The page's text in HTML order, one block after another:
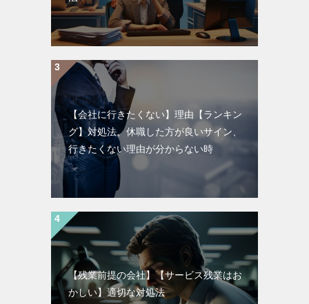
【会社に行きたくない】理由【ランキン
グ】対処法、休職した方が良いサイン、
行きたくない理由が分からない時
【残業前提の会社】【サービス残業はお
かしい】適切な対処法